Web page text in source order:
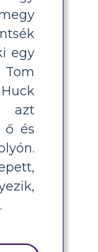
egy
azt
ő és